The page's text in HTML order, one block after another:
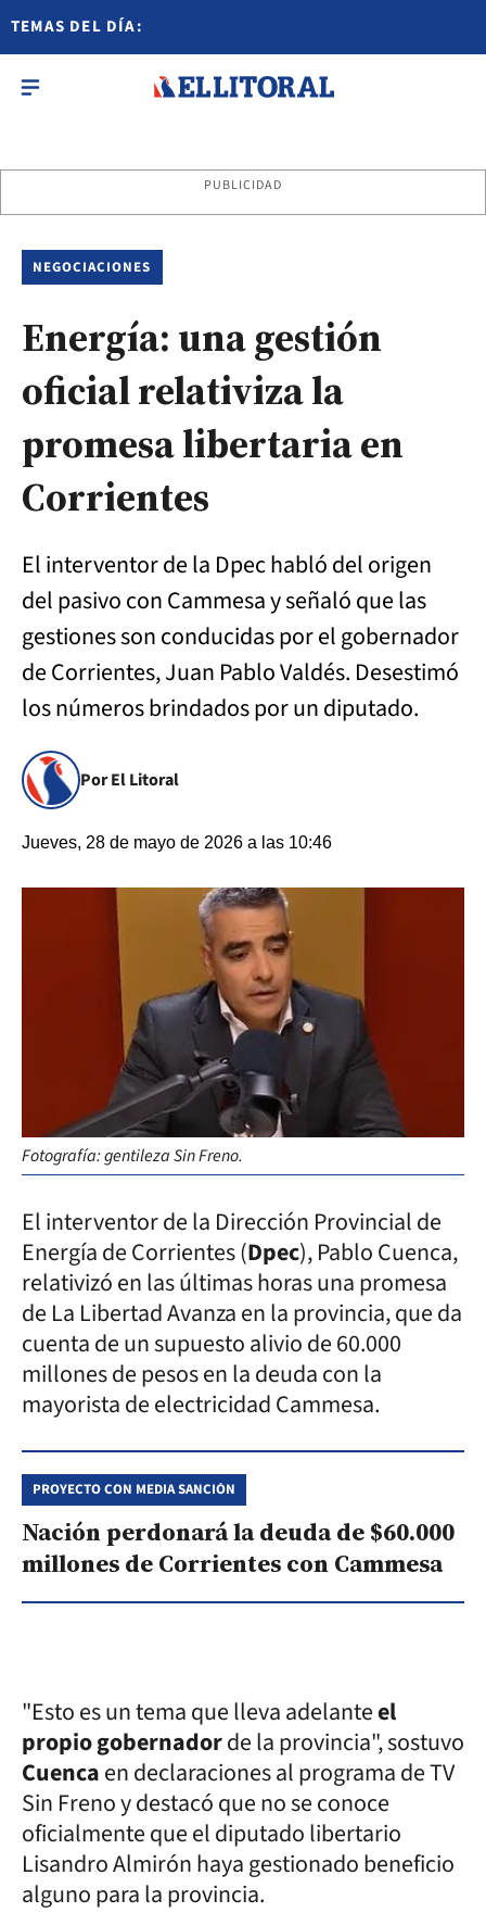
TEMAS DEL DÍA:
PUBLICIDAD
NEGOCIACIONES
Energía: una gestión
oficial relativiza la
promesa libertaria en
Corrientes
El interventor de la Dpec habló del origen
del pasivo con Cammesa y señaló que las
gestiones son conducidas por el gobernador
de Corrientes, Juan Pablo Valdés. Desestimó
los números brindados por un diputado.
Por El Litoral
Jueves, 28 de mayo de 2026 a las 10:46
Fotografía: gentileza Sin Freno.
El interventor de la Dirección Provincial de
Energía de Corrientes (Dpec), Pablo Cuenca,
relativizó en las últimas horas una promesa
de La Libertad Avanza en la provincia, que da
cuenta de un supuesto alivio de 60.000
millones de pesos en la deuda con la
mayorista de electricidad Cammesa.
PROYECTO CON MEDIA SANCIÓN
Nación perdonará la deuda de $60.000
millones de Corrientes con Cammesa
"Esto es un tema que lleva adelanteel
propio gobernadorde la provincia", sostuvo
Cuencaen declaraciones al programa de TV
Sin Freno y destacó que no se conoce
oficialmente que el diputado libertario
Lisandro Almirón haya gestionado beneficio
alguno para la provincia.